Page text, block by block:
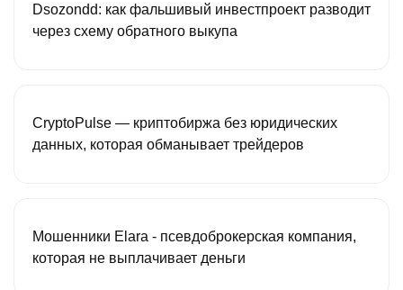
Dsozondd: как фальшивый инвестпроект разводит
через схему обратного выкупа
CryptoPulse — криптобиржа без юридических
данных, которая обманывает трейдеров
Мошенники Elara - псевдоброкерская компания,
которая не выплачивает деньги